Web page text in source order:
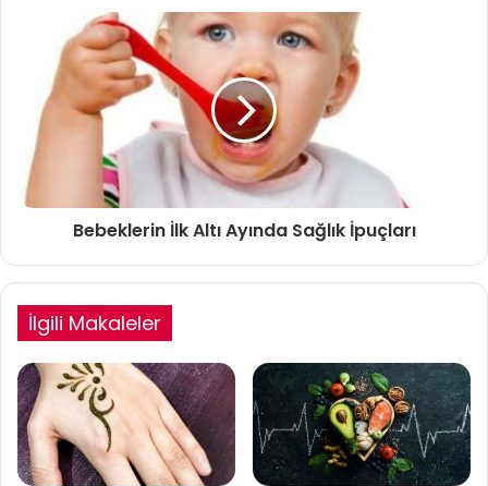
Bebeklerin İlk Altı Ayında Sağlık İpuçları
İlgili Makaleler